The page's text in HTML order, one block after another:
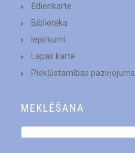
Ēdienkarte
Bibliotēka
Iepirkumi
Lapas karte
Piekļūstamības paziņojums
MEKLĒŠANA